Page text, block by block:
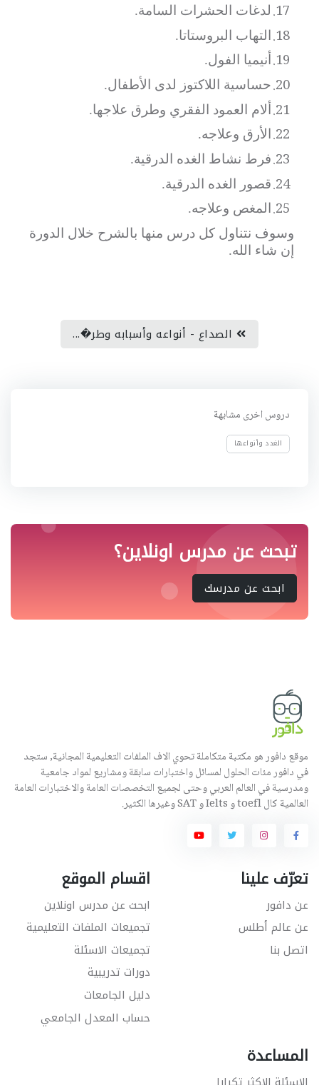
17. لدغات الحشرات السامة.
18. التهاب البروستاتا.
19. أنيميا الفول.
20. حساسية اللاكتوز لدى الأطفال.
21. ألام العمود الفقري وطرق علاجها.
22. الأرق وعلاجه.
23. فرط نشاط الغده الدرقية.
24. قصور الغده الدرقية.
25.
المغص وعلاجه.
وسوف نتناول كل درس منها بالشرح خلال الدورة
إن شاء الله.
الصداع - أنواعه وأسبابه وطر�...
دروس اخرى مشابهة
الغدد وأنواعها
تبحث عن مدرس اونلاين؟
ابحث عن مدرسك
موقع دافور هو مكتبة متكاملة تحوي الاف الملفات التعليمية المجانية, ستجد
في دافور مئات الحلول لمسائل واختبارات سابقة ومشاريع لمواد جامعية
ومدرسية في العالم العربي وحتى لجميع التخصصات العامة والاختبارات العامة
العالمية كال toefl و Ielts و SAT وغيرها الكثير.
تعرّف علينا
عن دافور
عن عالم أطلس
اتصل بنا
اقسام الموقع
ابحث عن مدرس اونلاين
تجميعات الملفات التعليمية
تجميعات الاسئلة
دورات تدريبية
دليل الجامعات
حساب المعدل الجامعي
المساعدة